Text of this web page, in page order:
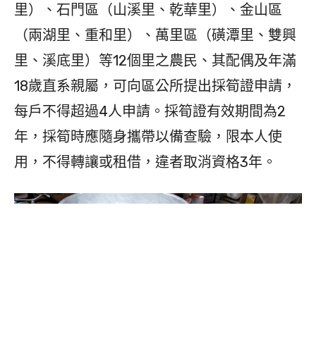
里）、石門區（山溪里、乾華里）、金山區
（兩湖里、重和里）、萬里區（磺潭里、雙興
里、溪底里）等12個里之農民、其配偶及年滿
18歲直系親屬，可向區公所提出採筍證申請，
每戶不得超過4人申請。採筍證有效期間為2
年，採筍時應隨身攜帶以備查驗，限本人使
用，不得轉讓或租借，違者取消資格3年。